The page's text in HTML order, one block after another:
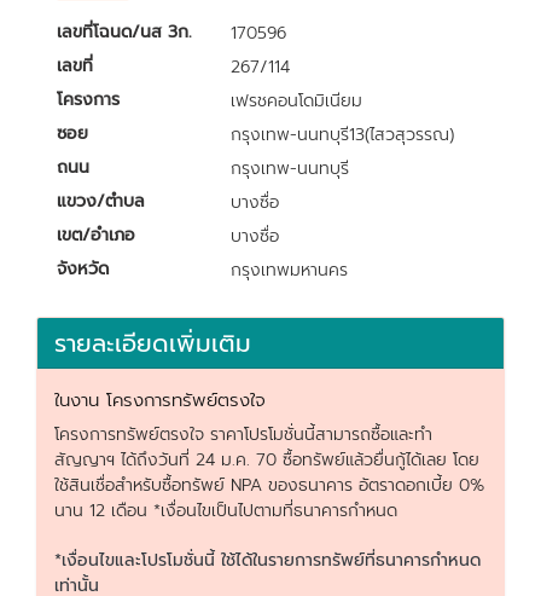
เลขที่โฉนด/นส 3ก.
170596
เลขที่
267/114
โครงการ
เฟรชคอนโดมิเนียม
ซอย
กรุงเทพ-นนทบุรี13(ไสวสุวรรณ)
ถนน
กรุงเทพ-นนทบุรี
แขวง/ตำบล
บางซื่อ
เขต/อำเภอ
บางซื่อ
จังหวัด
กรุงเทพมหานคร
รายละเอียดเพิ่มเติม
ในงาน โครงการทรัพย์ตรงใจ
โครงการทรัพย์ตรงใจ ราคาโปรโมชั่นนี้สามารถซื้อและทำ
สัญญาฯ ได้ถึงวันที่ 24 ม.ค. 70 ซื้อทรัพย์แล้วยื่นกู้ได้เลย โดย
ใช้สินเชื่อสำหรับซื้อทรัพย์ NPA ของธนาคาร อัตราดอกเบี้ย 0%
นาน 12 เดือน *เงื่อนไขเป็นไปตามที่ธนาคารกำหนด
*เงื่อนไขและโปรโมชั่นนี้ ใช้ได้ในรายการทรัพย์ที่ธนาคารกำหนด
เท่านั้น